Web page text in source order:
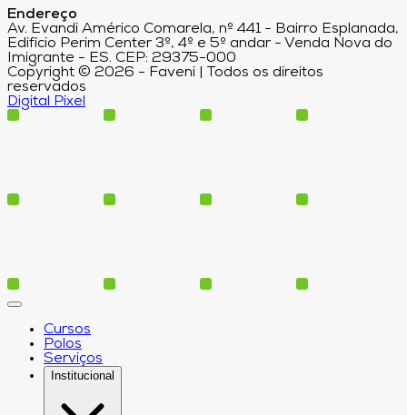
Endereço
Av. Evandi Américo Comarela, nº 441 - Bairro Esplanada,
Edifício Perim Center 3º, 4º e 5º andar - Venda Nova do
Imigrante - ES. CEP: 29375-000
Copyright © 2026 - Faveni | Todos os direitos
reservados
Digital Pixel
Cursos
Polos
Serviços
Institucional